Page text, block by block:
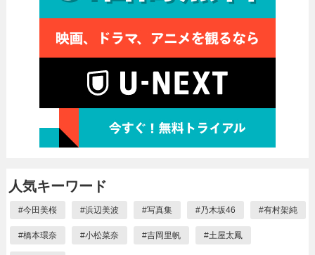
人気キーワード
#今田美桜 #浜辺美波 #写真集 #乃木坂46 #有村架純
#橋本環奈 #小松菜奈 #吉岡里帆 #土屋太鳳